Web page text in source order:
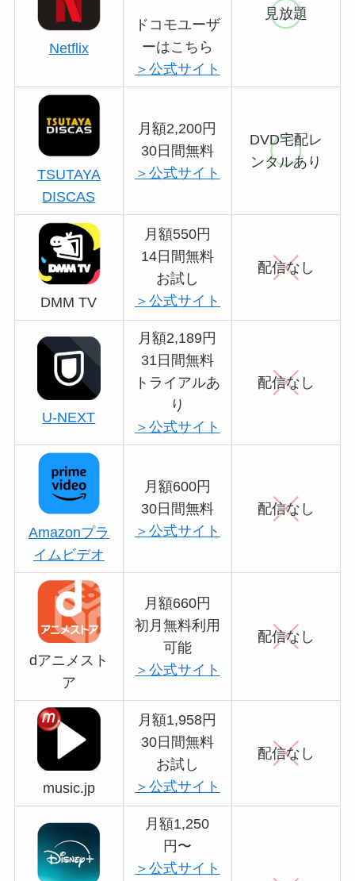
Netflix
ドコモユーザ
ーはこちら
＞公式サイト
見放題
TSUTAYA
DISCAS
月額2,200円
30日間無料
＞公式サイト
DVD宅配レ
ンタルあり
DMM TV
月額550円
14日間無料
お試し
＞公式サイト
配信なし
U-NEXT
月額2,189円
31日間無料
トライアルあ
り
＞公式サイト
配信なし
Amazonプラ
イムビデオ
月額600円
30日間無料
＞公式サイト
配信なし
dアニメスト
ア
月額660円
初月無料利用
可能
＞公式サイト
配信なし
music.jp
月額1,958円
30日間無料
お試し
＞公式サイト
配信なし
月額1,250
円〜
＞公式サイト